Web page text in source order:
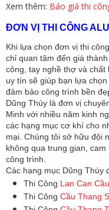
Xem thêm: Báo giá thi
ĐƠN VỊ THI CÔNG
Khi lựa chọn đơn vị thi
chỉ quan tâm đến giá
công, tay nghề thợ và
uy tín sẽ giúp bạn lựa
đảm bảo công trình bền
Dũng Thúy là đơn vị
Minh với nhiều năm kinh
các hạng mục cơ khí cho
mại. Chúng tôi sở hữu đội
không qua trung gian,
công trình.
Các hạng mục Dũng Thúy
Thi Công Lan Can
Thi Công Cầu Thang